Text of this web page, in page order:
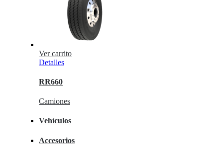
Ver carrito
Detalles
RR660
Camiones
Vehículos
Accesorios